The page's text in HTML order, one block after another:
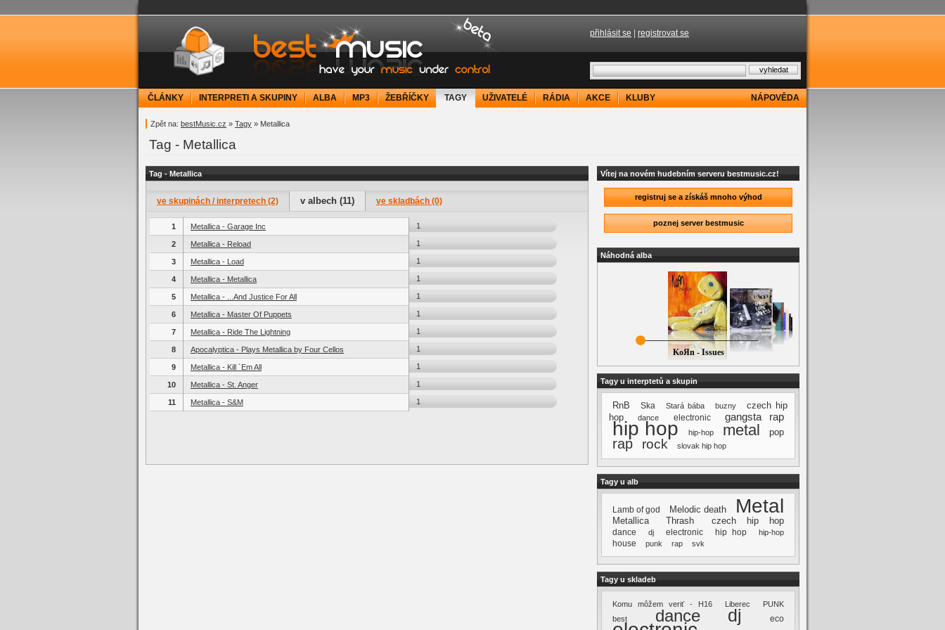
bestMusic.cz - Have your music under control
přihlásit se registrovat se
ČLÁNKY INTERPRETI A SKUPINY ALBA MP3 ŽEBŘÍČKY TAGY UŽIVATELÉ RÁDIA AKCE KLUBY NÁPOVĚDA
Zpět na: bestMusic.cz » Tagy » Metallica
Tag - Metallica
Tag - Metallica
ve skupinách / interpretech (2) v albech (11) ve skladbách (0)
1 Metallica - Garage Inc 1
2 Metallica - Reload 1
3 Metallica - Load 1
4 Metallica - Metallica 1
5 Metallica - ...And Justice For All 1
6 Metallica - Master Of Puppets 1
7 Metallica - Ride The Lightning 1
8 Apocalyptica - Plays Metallica by Four Cellos 1
9 Metallica - Kill ´Em All 1
10 Metallica - St. Anger 1
11 Metallica - S&M 1
Vítej na novém hudebním serveru bestmusic.cz!
registruj se a získáš mnoho výhod
poznej server bestmusic
Náhodná alba
KoЯn - Issues
Tagy u interptetů a skupin
RnB Ska Stará bába buzny
czech hip
hop
dance electronic gangsta rap
hip hop hip-hop metal pop
rap rock slovak hip hop
Tagy u alb
Lamb of god Melodic death Metal
Metallica Thrash
czech hip hop
dance
dj electronic hip hop hip-hop
house punk rap svk
Tagy u skladeb
Komu môžem veriť - H16 Liberec
PUNK
best
dance dj eco